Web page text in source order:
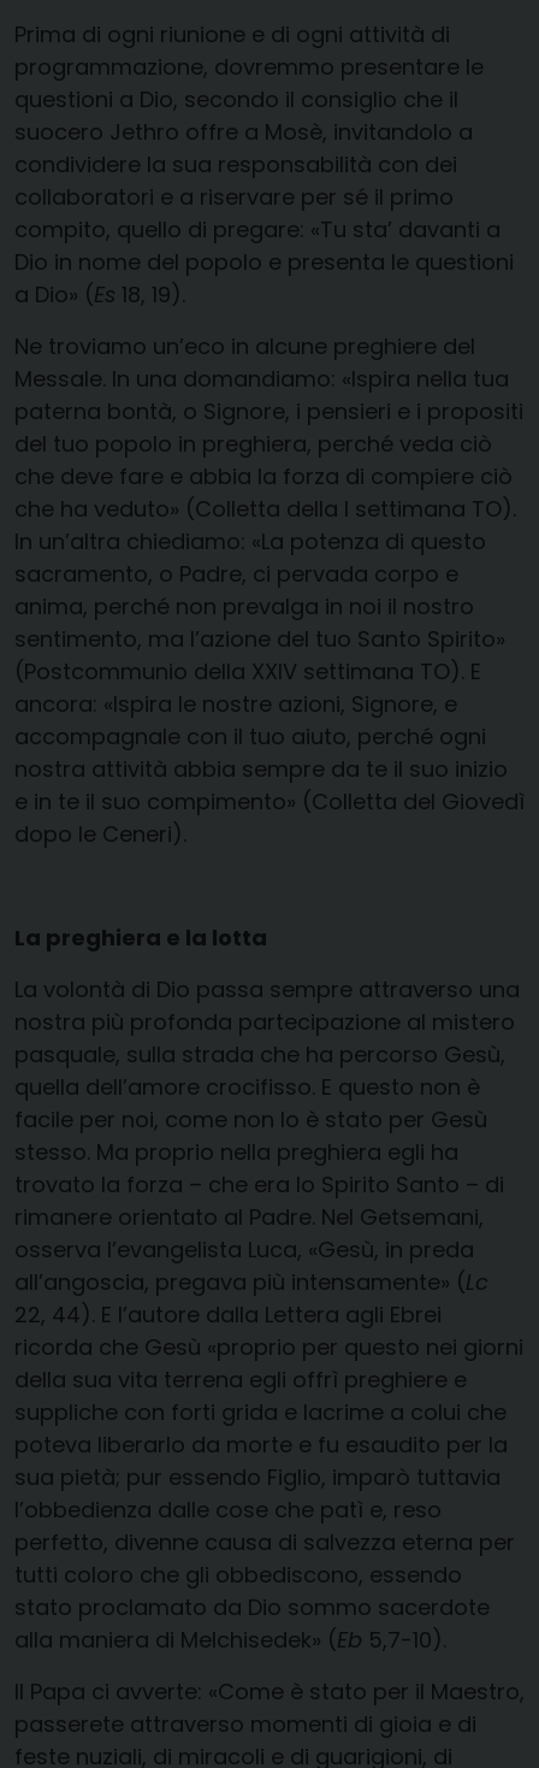
Prima di ogni riunione e di ogni attività di
programmazione, dovremmo presentare le
questioni a Dio, secondo il consiglio che il
suocero Jethro offre a Mosè, invitandolo a
condividere la sua responsabilità con dei
collaboratori e a riservare per sé il primo
compito, quello di pregare: «Tu sta’ davanti a
Dio in nome del popolo e presenta le questioni
a Dio» (Es 18, 19).
Ne troviamo un’eco in alcune preghiere del
Messale. In una domandiamo: «Ispira nella tua
paterna bontà, o Signore, i pensieri e i propositi
del tuo popolo in preghiera, perché veda ciò
che deve fare e abbia la forza di compiere ciò
che ha veduto» (Colletta della I settimana TO).
In un’altra chiediamo: «La potenza di questo
sacramento, o Padre, ci pervada corpo e
anima, perché non prevalga in noi il nostro
sentimento, ma l’azione del tuo Santo Spirito»
(Postcommunio della XXIV settimana TO). E
ancora: «Ispira le nostre azioni, Signore, e
accompagnale con il tuo aiuto, perché ogni
nostra attività abbia sempre da te il suo inizio
e in te il suo compimento» (Colletta del Giovedì
dopo le Ceneri).
La preghiera e la lotta
La volontà di Dio passa sempre attraverso una
nostra più profonda partecipazione al mistero
pasquale, sulla strada che ha percorso Gesù,
quella dell’amore crocifisso. E questo non è
facile per noi, come non lo è stato per Gesù
stesso. Ma proprio nella preghiera egli ha
trovato la forza – che era lo Spirito Santo – di
rimanere orientato al Padre. Nel Getsemani,
osserva l’evangelista Luca, «Gesù, in preda
all’angoscia, pregava più intensamente» (Lc
22, 44). E l’autore dalla Lettera agli Ebrei
ricorda che Gesù «proprio per questo nei giorni
della sua vita terrena egli offrì preghiere e
suppliche con forti grida e lacrime a colui che
poteva liberarlo da morte e fu esaudito per la
sua pietà; pur essendo Figlio, imparò tuttavia
l’obbedienza dalle cose che patì e, reso
perfetto, divenne causa di salvezza eterna per
tutti coloro che gli obbediscono, essendo
stato proclamato da Dio sommo sacerdote
alla maniera di Melchisedek» (Eb 5,7-10).
Il Papa ci avverte: «Come è stato per il Maestro,
passerete attraverso momenti di gioia e di
feste nuziali, di miracoli e di guarigioni, di